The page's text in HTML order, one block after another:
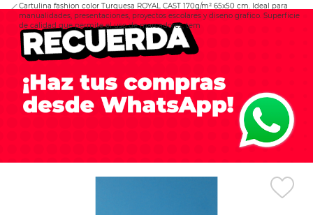
Cartulina fashion color Turquesa ROYAL CAST 170g/m² 65x50 cm. Ideal para
manualidades, presentaciones, proyectos escolares y diseno grafico. Superficie
de calidad que permite el uso de marcadores, tem